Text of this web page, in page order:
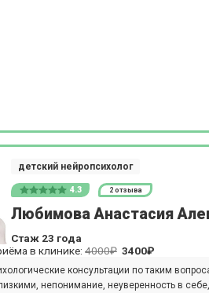
детский нейропсихолог
4.3 2 отзыва
Любимова Анастасия
Стаж 23 года
в клинике: 4000₽ 3400₽
консультации по таким
непонимание, неуверенность в